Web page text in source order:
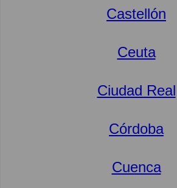
Castellón
Ceuta
Ciudad Real
Córdoba
Cuenca